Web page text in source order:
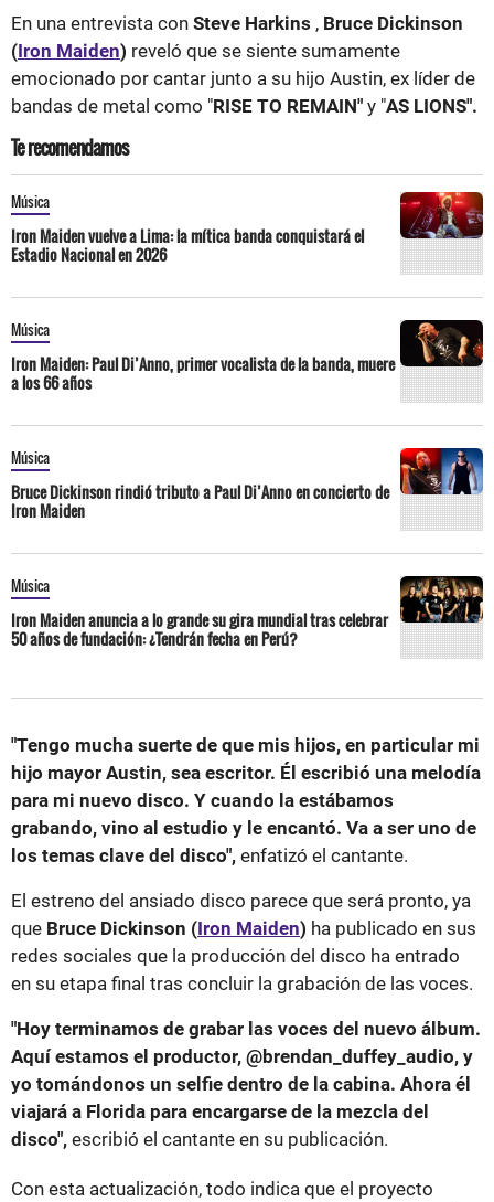
En una entrevista con Steve Harkins , Bruce Dickinson
(Iron Maiden) reveló que se siente sumamente
emocionado por cantar junto a su hijo Austin, ex líder de
bandas de metal como "RISE TO REMAIN" y "AS LIONS".
Te recomendamos
Música
Iron Maiden vuelve a Lima: la mítica banda conquistará el
Estadio Nacional en 2026
Música
Iron Maiden: Paul Di’Anno, primer vocalista de la banda, muere
a los 66 años
Música
Bruce Dickinson rindió tributo a Paul Di’Anno en concierto de
Iron Maiden
Música
Iron Maiden anuncia a lo grande su gira mundial tras celebrar
50 años de fundación: ¿Tendrán fecha en Perú?
"Tengo mucha suerte de que mis hijos, en particular mi
hijo mayor Austin, sea escritor. Él escribió una melodía
para mi nuevo disco. Y cuando la estábamos
grabando, vino al estudio y le encantó. Va a ser uno de
los temas clave del disco", enfatizó el cantante.
El estreno del ansiado disco parece que será pronto, ya
que Bruce Dickinson (Iron Maiden) ha publicado en sus
redes sociales que la producción del disco ha entrado
en su etapa final tras concluir la grabación de las voces.
"Hoy terminamos de grabar las voces del nuevo álbum.
Aquí estamos el productor, @brendan_duffey_audio, y
yo tomándonos un selfie dentro de la cabina. Ahora él
viajará a Florida para encargarse de la mezcla del
disco", escribió el cantante en su publicación.
Con esta actualización, todo indica que el proyecto